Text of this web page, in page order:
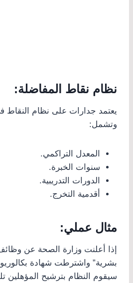
نظام نقاط المفاضلة:
يعتمد جدارات على نظام النقاط
وتشمل:
المعدل التراكمي.
سنوات الخبرة.
الدورات التدريبية.
أقدمية التخرج.
مثال عملي:
إذا أعلنت وزارة الصحة عن
بشرية” واشترطت شهادة
سيقوم النظام بترشيح المؤهلين